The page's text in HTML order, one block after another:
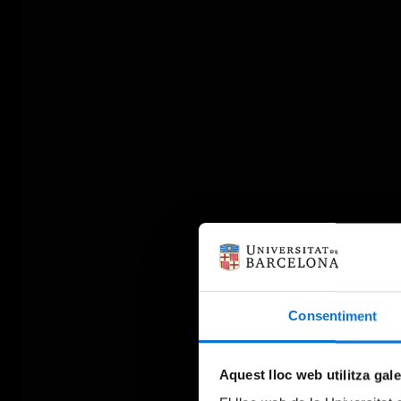
Consentiment
Aquest lloc web utilitza